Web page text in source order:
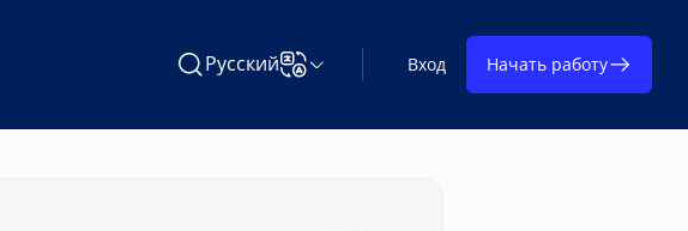
Поиск Learning on TAP
РусскийИзменить язык Вход Начать работу